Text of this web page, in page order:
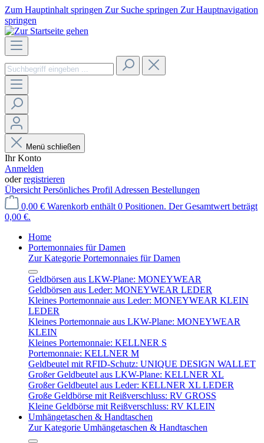
Zum Hauptinhalt springen Zur Suche springen Zur Hauptnavigation
springen
Menü schließen
Ihr Konto
Anmelden
oderregistrieren
Übersicht Persönliches Profil Adressen Bestellungen
0,00 € Warenkorb enthält 0 Positionen. Der Gesamtwert beträgt
0,00 €.
Home
Portemonnaies für Damen
Zur Kategorie Portemonnaies für Damen
Geldbörsen aus LKW-Plane: MONEYWEAR
Geldbörsen aus Leder: MONEYWEAR LEDER
Kleines Portemonnaie aus Leder: MONEYWEAR KLEIN
LEDER
Kleines Portemonnaie aus LKW-Plane: MONEYWEAR
KLEIN
Kleines Portemonnaie: KELLNER S
Portemonnaie: KELLNER M
Geldbeutel mit RFID-Schutz: UNIQUE DESIGN WALLET
Großer Geldbeutel aus LKW-Plane: KELLNER XL
Großer Geldbeutel aus Leder: KELLNER XL LEDER
Große Geldbörse mit Reißverschluss: RV GROSS
Kleine Geldbörse mit Reißverschluss: RV KLEIN
Umhängetaschen & Handtaschen
Zur Kategorie Umhängetaschen & Handtaschen